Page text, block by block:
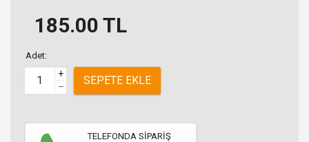
185.00 TL
Adet:
+
–
SEPETE EKLE
TELEFONDA SİPARİŞ